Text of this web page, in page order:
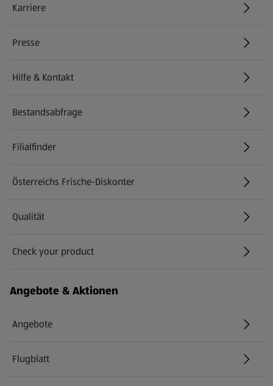
Karriere
(öffnet in einem neuen Tab)
Presse
Hilfe & Kontakt
(öffnet in einem neuen Tab)
Bestandsabfrage
(öffnet in einem neuen Tab)
Filialfinder
Österreichs Frische-Diskonter
Qualität
Check your product
(öffnet in einem neuen Tab)
Angebote & Aktionen
Angebote
Flugblatt